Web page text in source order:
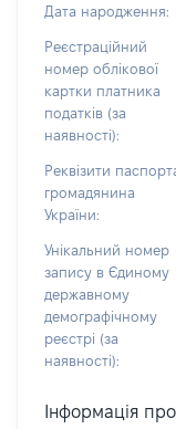
Дата народження:
Реєстраційний
номер облікової
картки платника
податків (за
наявності):
Реквізити
громадянина
України:
Унікальний номер
запису в Єдиному
державному
демографічному
реєстрі (за
наявності):
Інформація